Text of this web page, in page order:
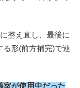
整え直し、最後に
る形(前方補完)で連
室が使用中だった